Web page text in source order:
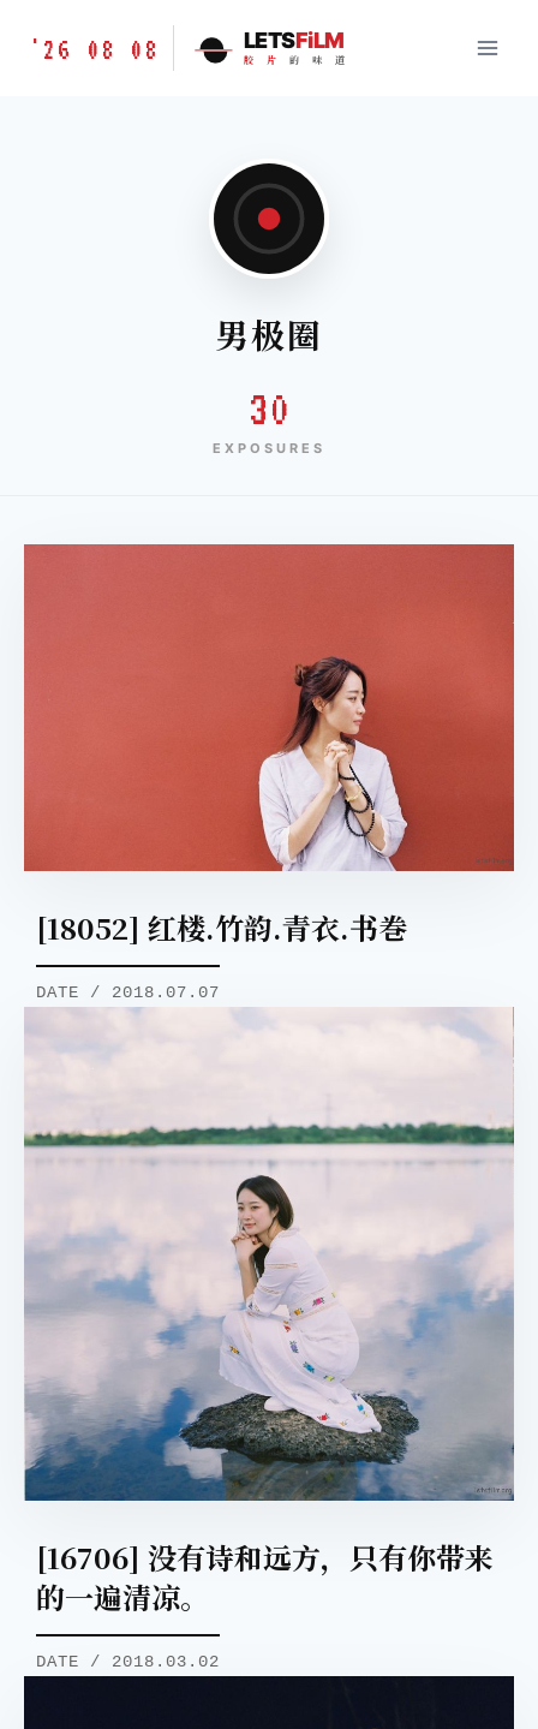
胶
'26 08 08 LETSFiLM
胶 片 的 味 道
男极圈
30
EXPOSURES
[18052] 红楼.竹韵.青衣.书巻
DATE / 2018.07.07
[16706] 没有诗和远方，只有你带来
的一遍清凉。
DATE / 2018.03.02